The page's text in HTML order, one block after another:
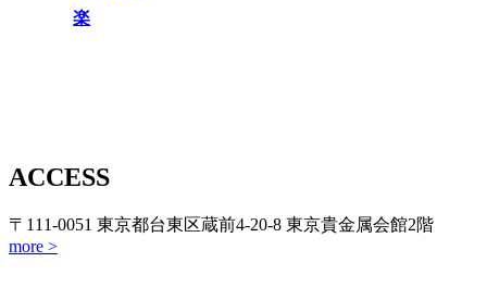
楽
ACCESS
〒111-0051 東京都台東区蔵前4-20-8 東京貴金属会館2階
more >